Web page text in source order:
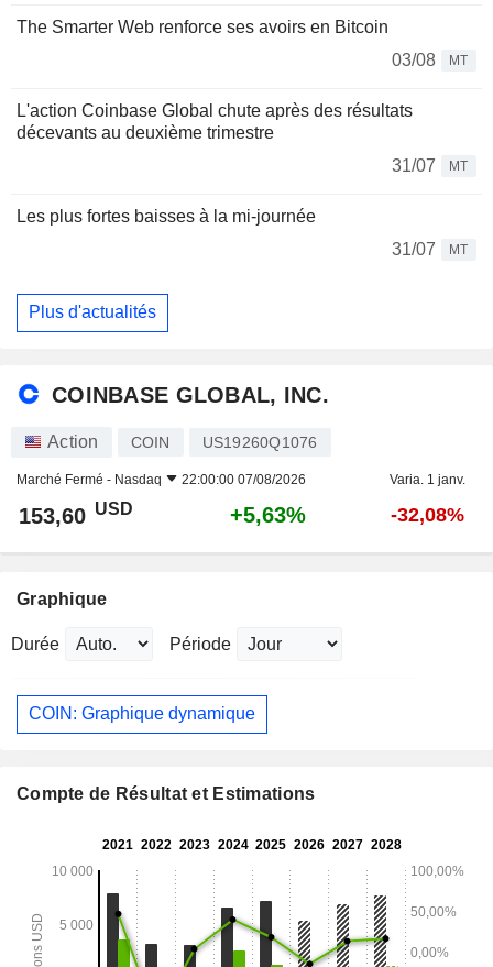
The Smarter Web renforce ses avoirs en Bitcoin
03/08
MT
L'action Coinbase Global chute après des résultats
décevants au deuxième trimestre
31/07
MT
Les plus fortes baisses à la mi-journée
31/07
MT
Plus d'actualités
COINBASE GLOBAL, INC.
Action COIN US19260Q1076
Marché Fermé - Nasdaq 22:00:00 07/08/2026 Varia. 1 janv.
153,60 USD +5,63% -32,08%
Graphique
Durée Période
COIN: Graphique dynamique
Compte de Résultat et Estimations